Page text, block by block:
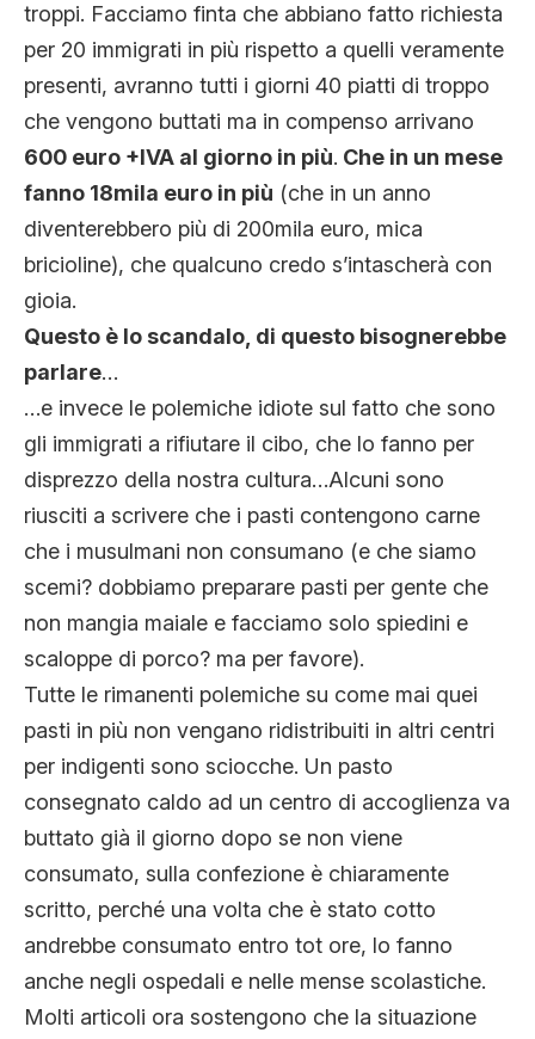
troppi. Facciamo finta che abbiano fatto richiesta
per 20 immigrati in più rispetto a quelli veramente
presenti, avranno tutti i giorni 40 piatti di troppo
che vengono buttati ma in compenso arrivano
600 euro +IVA al giorno in più. Che in un mese
fanno 18mila euro in più (che in un anno
diventerebbero più di 200mila euro, mica
bricioline), che qualcuno credo s’intascherà con
gioia.
Questo è lo scandalo, di questo bisognerebbe
parlare…
…e invece le polemiche idiote sul fatto che sono
gli immigrati a rifiutare il cibo, che lo fanno per
disprezzo della nostra cultura…Alcuni sono
riusciti a scrivere che i pasti contengono carne
che i musulmani non consumano (e che siamo
scemi? dobbiamo preparare pasti per gente che
non mangia maiale e facciamo solo spiedini e
scaloppe di porco? ma per favore).
Tutte le rimanenti polemiche su come mai quei
pasti in più non vengano ridistribuiti in altri centri
per indigenti sono sciocche. Un pasto
consegnato caldo ad un centro di accoglienza va
buttato già il giorno dopo se non viene
consumato, sulla confezione è chiaramente
scritto, perché una volta che è stato cotto
andrebbe consumato entro tot ore, lo fanno
anche negli ospedali e nelle mense scolastiche.
Molti articoli ora sostengono che la situazione